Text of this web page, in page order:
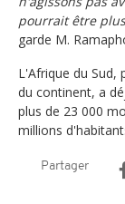
pourrait être
garde M.
L'Afrique du Sud,
du continent, a
plus de 23 000
millions
Partager